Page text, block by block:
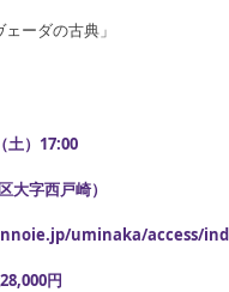
ーダの古典」
土）17:00
大字西戸崎）
uminaka/access/
円